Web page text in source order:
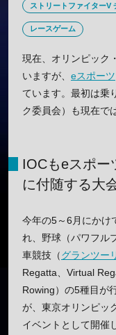
ストリートファイターV
レースゲーム
現在、オリンピック
いますが、 eスポーツ
ています。最初は乗
ク委員会）も現在で
IOCもeスポー
に付随する大
今年の5～6月にかけ
れ、野球（パワフル
車競技（グランツー
Regatta、Virtual
Rowing）の5種目が
が、東京オリンピッ
イベントとして開催